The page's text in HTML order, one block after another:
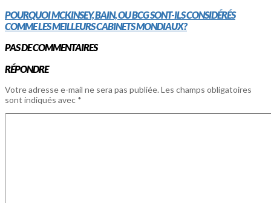
POURQUOI MCKINSEY, BAIN, OU BCG SONT-ILS CONSIDÉRÉS
COMME LES MEILLEURS CABINETS MONDIAUX?
PAS DE COMMENTAIRES
RÉPONDRE
Votre adresse e-mail ne sera pas publiée. Les champs obligatoires
sont indiqués avec *